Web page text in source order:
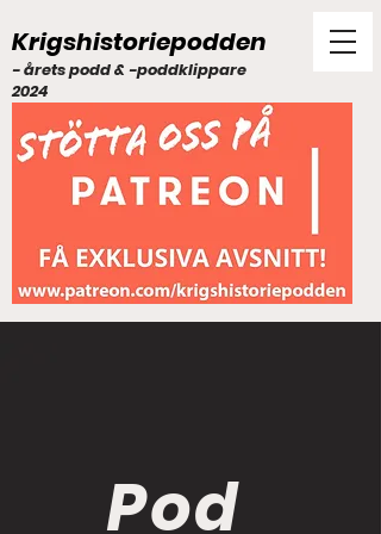
Krigshistoriepodden
- årets podd & -poddklippare
2024
Pod